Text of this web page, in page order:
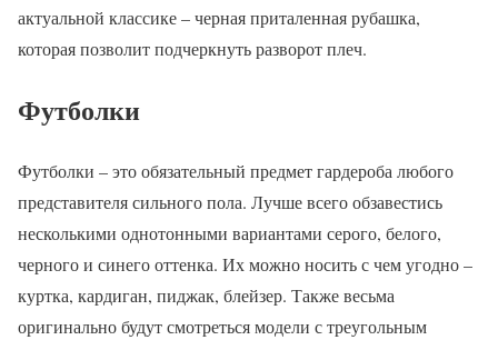
актуальной классике – черная приталенная рубашка,
которая позволит подчеркнуть разворот плеч.
Футболки
Футболки – это обязательный предмет гардероба любого
представителя сильного пола. Лучше всего обзавестись
несколькими однотонными вариантами серого, белого,
черного и синего оттенка. Их можно носить с чем угодно –
куртка, кардиган, пиджак, блейзер. Также весьма
оригинально будут смотреться модели с треугольным